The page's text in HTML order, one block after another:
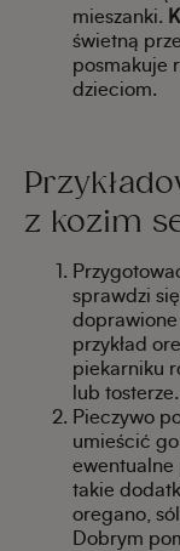
mieszanki.
świetną
posmakuje
dzieciom.
z kozim
sprawdzi
przykład
piekarniku
lub tosterze.
Pieczywo
umieścić
ewentualne
takie
oregano,
Dobrym